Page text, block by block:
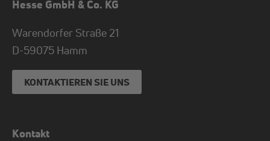
Hesse GmbH & Co. KG
Warendorfer Straße 21
D-59075 Hamm
KONTAKTIEREN SIE UNS
Kontakt